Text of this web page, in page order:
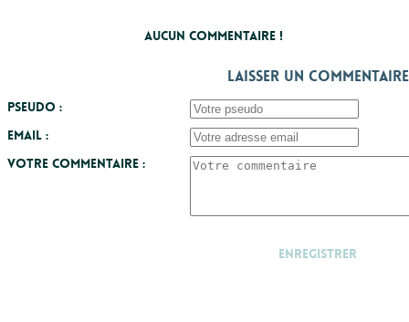
Aucun commentaire !
Laisser un commentaire
Pseudo :
Email :
Votre commentaire :
Enregistrer